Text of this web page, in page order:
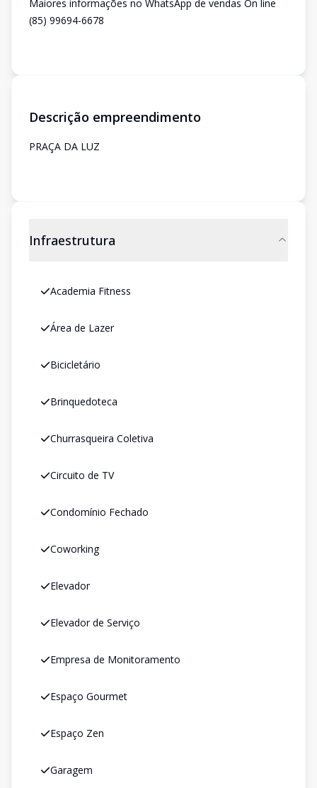
Maiores informações no WhatsApp de vendas On line
(85) 99694-6678
Descrição empreendimento
PRAÇA DA LUZ
Infraestrutura
Academia Fitness
Área de Lazer
Bicicletário
Brinquedoteca
Churrasqueira Coletiva
Circuito de TV
Condomínio Fechado
Coworking
Elevador
Elevador de Serviço
Empresa de Monitoramento
Espaço Gourmet
Espaço Zen
Garagem